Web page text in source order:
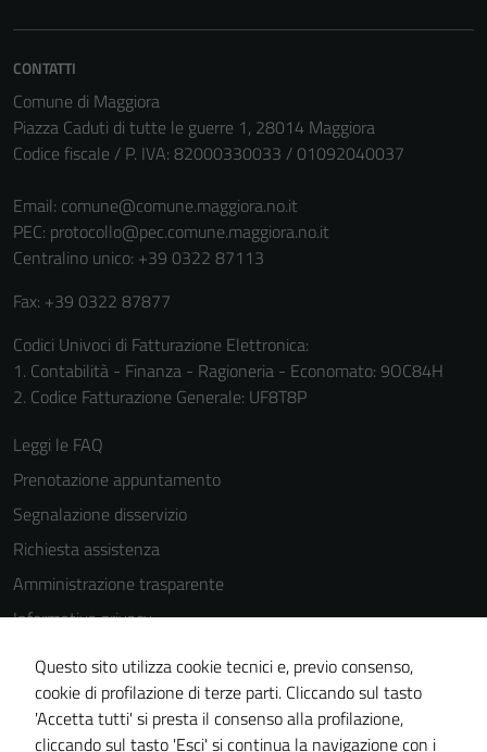
CONTATTI
Comune di Maggiora
Piazza Caduti di tutte le guerre 1, 28014 Maggiora
Codice fiscale / P. IVA: 82000330033 / 01092040037
Email: comune@comune.maggiora.no.it
PEC: protocollo@pec.comune.maggiora.no.it
Centralino unico: +39 0322 87113
Fax: +39 0322 87877
Codici Univoci di Fatturazione Elettronica:
1. Contabilità - Finanza - Ragioneria - Economato: 9OC84H
2. Codice Fatturazione Generale: UF8T8P
Leggi le FAQ
Prenotazione appuntamento
Segnalazione disservizio
Richiesta assistenza
Amministrazione trasparente
Informativa privacy
Cookie Policy
Note legali
Dichiarazione di accessibilità
Questo sito utilizza cookie tecnici e, previo consenso,
cookie di profilazione di terze parti. Cliccando sul tasto
'Accetta tutti' si presta il consenso alla profilazione,
cliccando sul tasto 'Esci' si continua la navigazione con i